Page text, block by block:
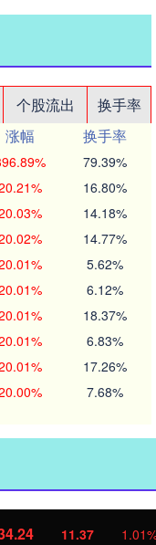
个股流出
换手率
涨幅
换手率
79.39%
16.80%
14.18%
14.77%
5.62%
6.12%
18.37%
6.83%
17.26%
7.68%
1.01%